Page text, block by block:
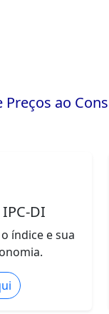
Preços ao
DI
índice e sua